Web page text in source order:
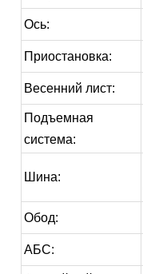
Ось:
Приостановка:
Весенний лист:
Подъемная
система:
Шина:
Обод:
АБС: